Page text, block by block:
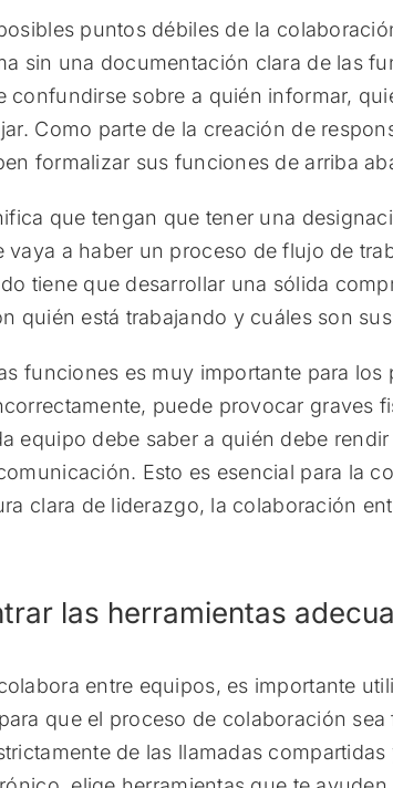
puntos débiles de la
sin una documentación clara de las
confundirse sobre a quién informar,
Como parte de la creación de
formalizar sus funciones de arriba
que tengan que tener una
vaya a haber un proceso de flujo de
tiene que desarrollar una sólida
quién está trabajando y cuáles son
funciones es muy importante para los
puede provocar graves
equipo debe saber a quién debe
Esto es esencial para la
clara de liderazgo, la colaboración
las herramientas
entre equipos, es importante
que el proceso de colaboración
de las llamadas